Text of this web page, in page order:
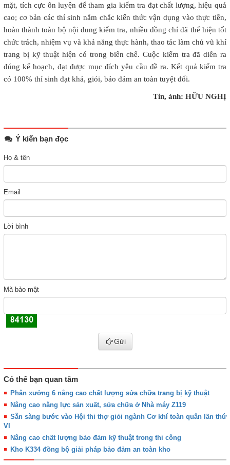
mặt, tích cực ôn luyện để tham gia kiểm tra đạt chất lượng, hiệu quả
cao; cơ bản các thí sinh nắm chắc kiến thức vận dụng vào thực tiễn,
hoàn thành toàn bộ nội dung kiểm tra, nhiều đồng chí đã thể hiện tốt
chức trách, nhiệm vụ và khả năng thực hành, thao tác làm chủ vũ khí
trang bị kỹ thuật hiện có trong biên chế. Cuộc kiểm tra đã diễn ra
đúng kế hoạch, đạt được mục đích yêu cầu đề ra. Kết quả kiểm tra
có 100% thí sinh đạt khá, giỏi, bảo đảm an toàn tuyệt đối.
Tin, ảnh: HỮU NGHỊ
Ý kiến bạn đọc
Họ & tên
Email
Lời bình
Mã bảo mật
Gửi
Có thể bạn quan tâm
Phân xưởng 6 nâng cao chất lượng sửa chữa trang bị kỹ thuật
Nâng cao năng lực sản xuất, sửa chữa ở Nhà máy Z119
Sẵn sàng bước vào Hội thi thợ giỏi ngành Cơ khí toàn quân lần thứ
VI
Nâng cao chất lượng bảo đảm kỹ thuật trong thi công
Kho K334 đồng bộ giải pháp bảo đảm an toàn kho